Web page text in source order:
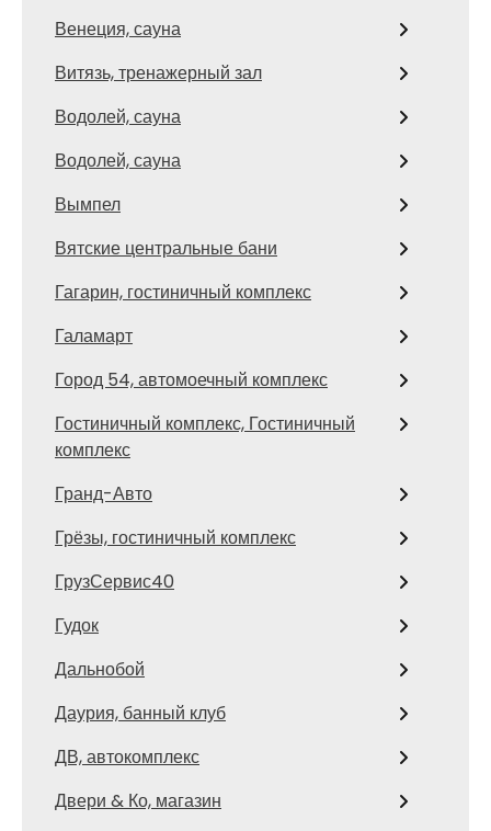
Венеция, сауна
Витязь, тренажерный зал
Водолей, сауна
Водолей, сауна
Вымпел
Вятские центральные бани
Гагарин, гостиничный комплекс
Галамарт
Город 54, автомоечный комплекс
Гостиничный комплекс, Гостиничный
комплекс
Гранд-Авто
Грёзы, гостиничный комплекс
ГрузСервис40
Гудок
Дальнобой
Даурия, банный клуб
ДВ, автокомплекс
Двери & Ко, магазин